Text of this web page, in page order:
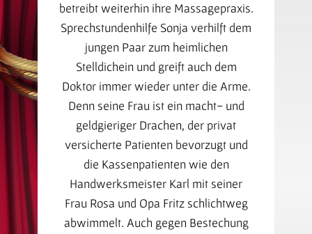
betreibt weiterhin ihre Massagepraxis.
Sprechstundenhilfe Sonja verhilft dem
jungen Paar zum heimlichen
Stelldichein und greift auch dem
Doktor immer wieder unter die Arme.
Denn seine Frau ist ein macht- und
geldgieriger Drachen, der privat
versicherte Patienten bevorzugt und
die Kassenpatienten wie den
Handwerksmeister Karl mit seiner
Frau Rosa und Opa Fritz schlichtweg
abwimmelt. Auch gegen Bestechung